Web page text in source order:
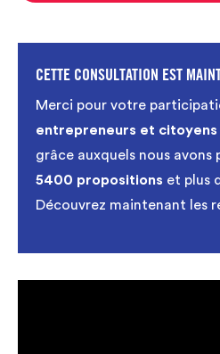
CETTE CONSULTATION EST
Merci pour votre
entrepreneurs et citoyens
grâce auxquels nous avons
5400 propositions et plus
Découvrez maintenant les